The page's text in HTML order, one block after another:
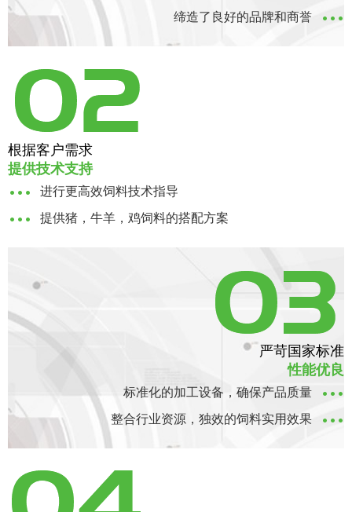
缔造了良好的品牌和商誉
根据客户需求
提供技术支持
进行更高效饲料技术指导
提供猪，牛羊，鸡饲料的搭配方案
严苛国家标准
性能优良
标准化的加工设备，确保产品质量
整合行业资源，独效的饲料实用效果